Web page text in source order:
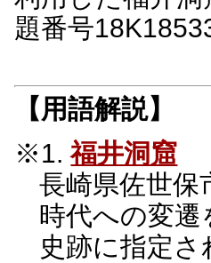
題番号
【用語解説】
※1.福井洞窟
長崎県佐世保
時代への変
史跡に指定